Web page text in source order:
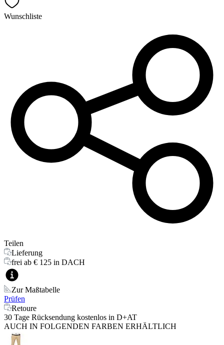
Wunschliste
Teilen
Lieferung
frei ab € 125 in DACH
Zur Maßtabelle
Prüfen
Retoure
30 Tage Rücksendung kostenlos in D+AT
AUCH IN FOLGENDEN FARBEN ERHÄLTLICH